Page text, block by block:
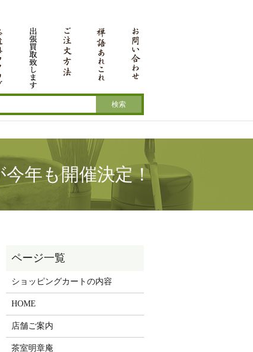
今年も開催決定！
ショッピングカートの内容
HOME
店舗ご案内
茶室明章庵